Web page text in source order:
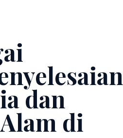
dan
di